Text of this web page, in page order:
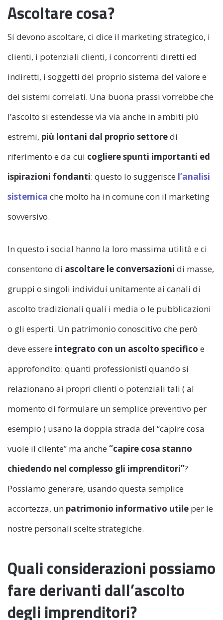
Ascoltare cosa?
Si devono ascoltare, ci dice il marketing strategico, i
clienti, i potenziali clienti, i concorrenti diretti ed
indiretti, i soggetti del proprio sistema del valore e
dei sistemi correlati. Una buona prassi vorrebbe che
l’ascolto si estendesse via via anche in ambiti più
estremi, più lontani dal proprio settoredi
riferimento e da cui cogliere spunti importanti ed
ispirazioni fondanti: questo lo suggerisce l’analisi
sistemica che molto ha in comune con il marketing
sovversivo.
In questo i social hanno la loro massima utilità e ci
consentono di ascoltare le conversazioni di masse,
gruppi o singoli individui unitamente ai canali di
ascolto tradizionali quali i media o le pubblicazioni
o gli esperti. Un patrimonio conoscitivo che però
deve essere integrato con un ascolto specifico e
approfondito: quanti professionisti quando si
relazionano ai propri clienti o potenziali tali ( al
momento di formulare un semplice preventivo per
esempio ) usano la doppia strada del “capire cosa
vuole il cliente” ma anche “capire cosa stanno
chiedendo nel complesso gli imprenditori”?
Possiamo generare, usando questa semplice
accortezza, un patrimonio informativo utile per le
nostre personali scelte strategiche.
Quali considerazioni possiamo
fare derivanti dall’ascolto
degli imprenditori?